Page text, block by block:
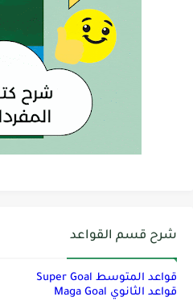
شرح قسم القواعد
قواعد المتوسط Super Goal
قواعد الثانوي Maga Goal